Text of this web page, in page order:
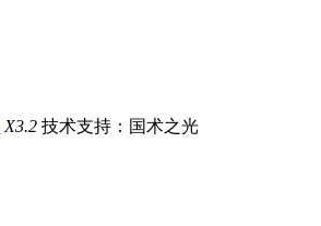
X3.2 技术支持：国术之光